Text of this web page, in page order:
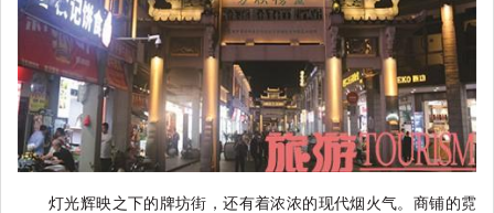
灯光辉映之下的牌坊街，还有着浓浓的现代烟火气。商铺的霓